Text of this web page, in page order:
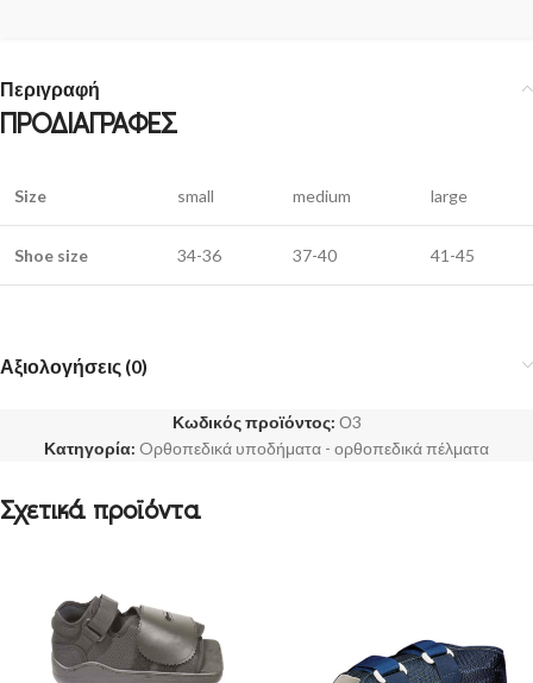
Περιγραφή
ΠΡΟΔΙΑΓΡΑΦΕΣ
Size small medium large
Shoe size 34-36 37-40 41-45
Αξιολογήσεις (0)
Κωδικός προϊόντος: Ο3
Κατηγορία: Oρθοπεδικά υποδήματα - ορθοπεδικά πέλματα
Σχετικά προϊόντα